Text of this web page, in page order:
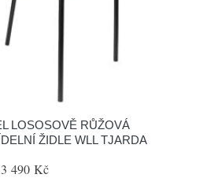
LOSOSOVĚ RŮŽOVÁ
ŽIDLE WLL TJARDA
3 490 Kč